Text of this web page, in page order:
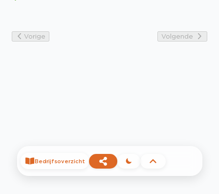
Vorige Volgende
Bedrijfsoverzicht